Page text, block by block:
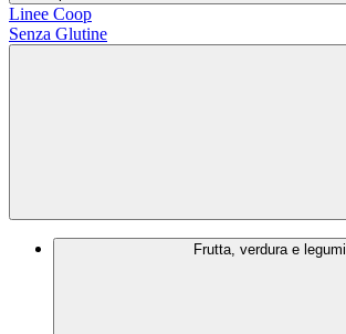
Linee Coop
Senza Glutine
Frutta, verdura e legumi